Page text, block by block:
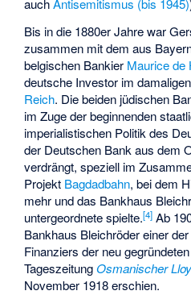
Bis in die 1880er Jahre war
zusammen mit dem aus
belgischen Bankier Maurice de
deutsche Investor im
Reich. Die beiden jüdischen
im Zuge der beginnenden
imperialistischen Politik des
der Deutschen Bank aus dem
verdrängt, speziell im
Projekt Bagdadbahn, bei dem
mehr und das Bankhaus
untergeordnete spielte.[4] Ab
Bankhaus Bleichröder einer
Finanziers der neu gegründeten
TageszeitungOsmanischer
November 1918 erschien.